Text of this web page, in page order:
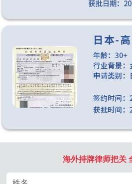
海外持牌律师把关